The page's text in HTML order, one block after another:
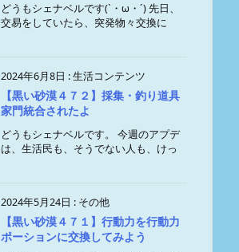
どうもシェナベルです(`・ω・´) 先日、
交易をしていたら、突発物々交換に
2024年6月8日 :生活コンテンツ
【黒い砂漠４７２】採集・釣り道具
家門統合されたよ
どうもシェナベルです。 今週のアプデ
は、生活民も、そうでない人も、けっ
2024年5月24日 : その他
【黒い砂漠４７１】行動力を行動力
ポーションに交換してみよう